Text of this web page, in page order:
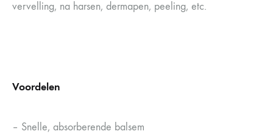
vervelling, na harsen, dermapen, peeling, etc.
Voordelen
– Snelle, absorberende balsem